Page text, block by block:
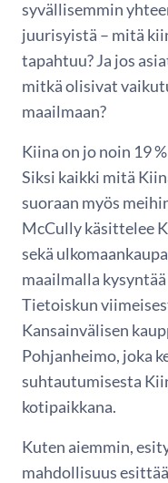
syvällisemmin
juurisyistä – mitä
tapahtuu? Ja jos
mitkä olisivat
maailmaan?
Kiina on jo noin 19
Siksi kaikki mitä
suoraan myös
McCully käsittelee
sekä
maailmalla
Tietoiskun
Kansainvälisen
Pohjanheimo, joka
suhtautumisesta
kotipaikkana.
Kuten aiemmin,
mahdollisuus